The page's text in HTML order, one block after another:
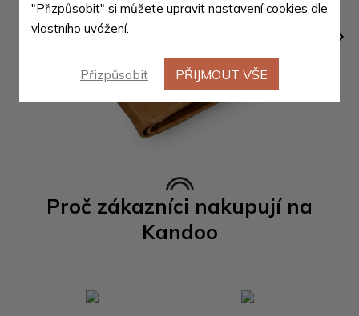
Proč zákazníci nakupují na
Kandoo
"Přizpůsobit" si můžete upravit nastavení cookies dle
vlastního uvážení.
Přizpůsobit PŘIJMOUT VŠE